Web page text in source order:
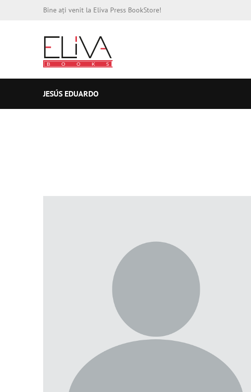
Bine ați venit la Eliva Press BookStore!
JESÚS EDUARDO